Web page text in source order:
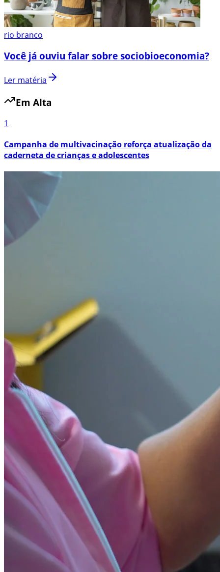
rio branco
Você já ouviu falar sobre sociobioeconomia?
Ler matéria
Em Alta
1
Campanha de multivacinação reforça atualização da
caderneta de crianças e adolescentes